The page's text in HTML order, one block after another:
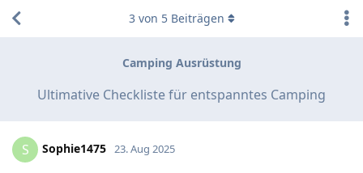
Camping Ausrüstung
Ultimative Checkliste für entspanntes Camping
3 von 5Beiträgen
S Sophie1475 23. Aug 2025